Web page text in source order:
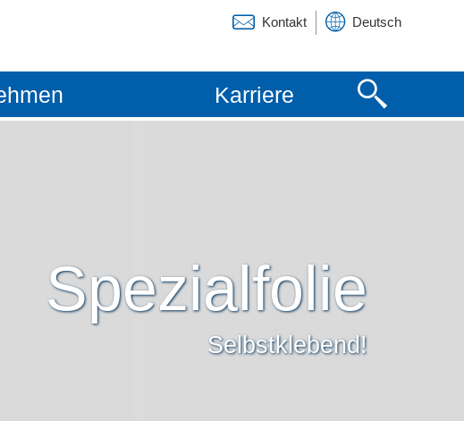
Spezialfolie
Selbstklebend!
Kontakt Deutsch
Français
Karriere